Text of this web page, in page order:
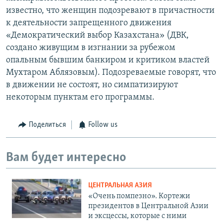
известно, что женщин подозревают в причастности
к деятельности запрещенного движения
«Демократический выбор Казахстана» (ДВК,
создано живущим в изгнании за рубежом
опальным бывшим банкиром и критиком властей
Мухтаром Аблязовым). Подозреваемые говорят, что
в движении не состоят, но симпатизируют
некоторым пунктам его программы.
Поделиться Follow us
Вам будет интересно
ЦЕНТРАЛЬНАЯ АЗИЯ
«Очень помпезно». Кортежи
президентов в Центральной Азии
и эксцессы, которые с ними